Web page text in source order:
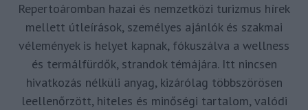
Repertoáromban hazai és nemzetközi turizmus hírek
mellett útleírások, személyes ajánlók és szakmai
vélemények is helyet kapnak, fókuszálva a wellness
és termálfürdők, strandok témájára. Itt nincsen
hivatkozás nélküli anyag, kizárólag többszörösen
leellenőrzött, hiteles és minőségi tartalom, valódi